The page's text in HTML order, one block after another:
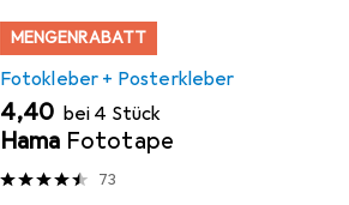
MENGENRABATT
Fotokleber + Posterkleber
EUR
4,40 bei 4 Stück
Hama Fototape
73